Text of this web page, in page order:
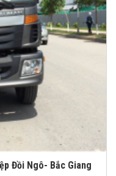
Đồi Ngô- Bắc Giang